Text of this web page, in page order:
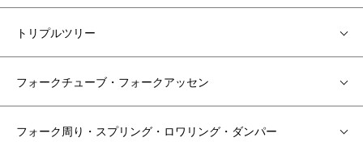
トリプルツリー
フォークチューブ・フォークアッセン
フォーク周り・スプリング・ロワリング・ダンパー